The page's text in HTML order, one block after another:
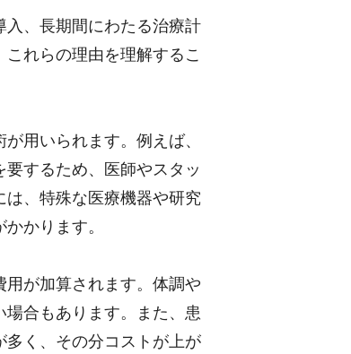
、長期間にわたる治療計
れらの理由を理解するこ
用いられます。例えば、
するため、医師やスタッ
、特殊な医療機器や研究
かります。
が加算されます。体調や
合もあります。また、患
く、その分コストが上が